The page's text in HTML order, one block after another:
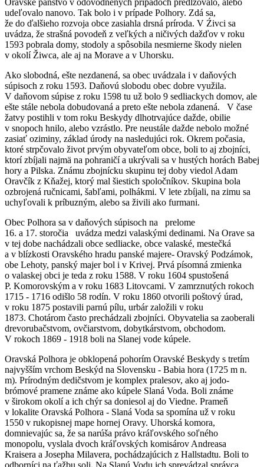
udeľovalo nanovo. Tak bolo i v prípade Polhory. Zdá sa,
že do ďalšieho rozvoja obce zasiahla drsná príroda. V Źivci sa
uvádza, že strašná povodeň z veľkých a ničivých dažďov v roku
1593 pobrala domy, stodoly a spôsobila nesmierne škody nielen
v okolí Žiwca, ale aj na Morave a v Uhorsku.
Ako slobodná, ešte nezdanená, sa obec uvádzala i v daňových
súpisoch z roku 1593. Daňovú slobodu obec dobre využila.
V daňovom súpise z roku 1598 tu už bolo 9 sedliackych domov, ale
ešte stále nebola dobudovaná a preto ešte nebola zdanená. V čase
žatvy postihli v tom roku Beskydy dlhotrvajúce dažde, obilie
v snopoch hnilo, alebo vzrástlo. Pre neustále dažde nebolo možné
zasiať oziminy, základ úrody na nasledujúci rok. Okrem počasia,
ktoré strpčovalo život prvým obyvateľom obce, boli to aj zbojníci,
ktorí zbíjali najmä na pohraničí a ukrývali sa v hustých horách Babej
hory a Pilska. Známu zbojnícku skupinu tej doby viedol Adam
Oravčík z Kňažej, ktorý mal šiestich spoločníkov. Skupina bola
ozbrojená ručnicami, šabľami, polhákmi. V lete zbíjali, na zimu sa
uchyľovali k príbuzným, alebo sa živili ako furmani.
Obec Polhora sa v daňových súpisoch na prelome
16. a 17. storočia uvádza medzi valaskými dedinami. Na Orave sa
v tej dobe nachádzali obce sedliacke, obce valaské, mestečká
a v blízkosti Oravského hradu panské majere- Oravský Podzámok,
obe Lehoty, panský majer bol i v Krivej. Prvá písomná zmienka
o valaskej obci je teda z roku 1588. V roku 1604 spustošená
P. Komorovským a v roku 1683 Litovcami. V zamrznutých rokoch
1715 - 1716 odišlo 58 rodín. V roku 1860 otvorili poštový úrad,
v roku 1875 postavili parnú pílu, urbár založili v roku
1873. Chotárom často prechádzali zbojníci. Obyvatelia sa zaoberali
drevorubačstvom, ovčiarstvom, dobytkárstvom, obchodom.
V rokoch 1869 - 1918 boli na Slanej vode kúpele.
Oravská Polhora je obklopená pohorím Oravské Beskydy s tretím
najvyšším vrchom Beskýd na Slovensku - Babia hora (1725 m n.
m). Prírodným dedičstvom je komplex pralesov, ako aj jodo-
brómové pramene známe ako kúpele Slaná Voda. Boli známe
v širokom okolí a ich chýr sa doniesol aj do Viedne. Prameň
v lokalite Oravská Polhora - Slaná Voda sa spomína už v roku
1550 v rukopisnej mape hornej Oravy. Uhorská komora,
domnievajúc sa, že sa narúša právo kráľovského soľného
monopolu, vyslala dvoch kráľovských komisárov Andreasa
Kraisera a Josepha Milavera, pochádzajúcich z Hallstadtu. Boli to
odborníci na ťažbu soli. Na Slanú Vodu ich sprevádzal správca